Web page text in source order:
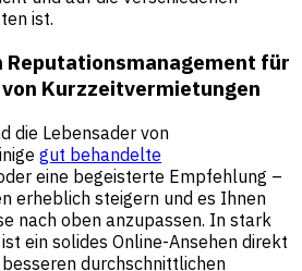
ist.
Reputationsmanagement für
Kurzzeitvermietungen
die Lebensader von
gut behandelte
eine begeisterte Empfehlung –
erheblich steigern und es Ihnen
nach oben anzupassen. In stark
ein solides Online-Ansehen direkt
durchschnittlichen